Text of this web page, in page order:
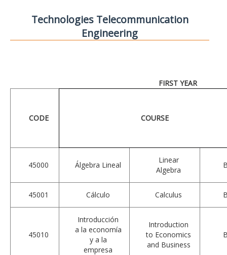
Technologies Telecommunication
Engineering
CODE COURSE
45000 Álgebra Lineal
Linear
Algebra
45001 Cálculo Calculus
45010
Introducción
a la economía
y a la
empresa
Introduction
to Economics
and Business
FIRST YEAR